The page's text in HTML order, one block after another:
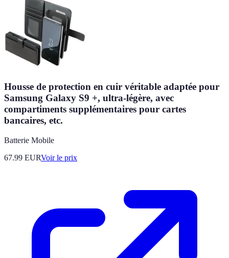
Housse de protection en cuir véritable adaptée pour
Samsung Galaxy S9 +, ultra-légère, avec
compartiments supplémentaires pour cartes
bancaires, etc.
Batterie Mobile
67.99 EURVoir le prix